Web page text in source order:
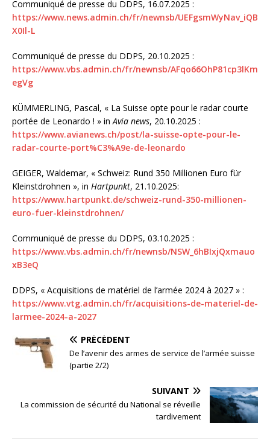
Communiqué de presse du DDPS, 16.07.2025 :
https://www.news.admin.ch/fr/newnsb/UEFgsmWyNav_iQB
X0Il-L
Communiqué de presse du DDPS, 20.10.2025 :
https://www.vbs.admin.ch/fr/newnsb/AFqo66OhP81cp3lKm
egVg
KÜMMERLING, Pascal, « La Suisse opte pour le radar courte
portée de Leonardo ! » inAvia news, 20.10.2025 :
https://www.avianews.ch/post/la-suisse-opte-pour-le-
radar-courte-port%C3%A9e-de-leonardo
GEIGER, Waldemar, « Schweiz: Rund 350 Millionen Euro für
Kleinstdrohnen », in Hartpunkt, 21.10.2025:
https://www.hartpunkt.de/schweiz-rund-350-millionen-
euro-fuer-kleinstdrohnen/
Communiqué de presse du DDPS, 03.10.2025 :
https://www.vbs.admin.ch/fr/newnsb/NSW_6hBIxjQxmauo
xB3eQ
DDPS, « Acquisitions de matériel de l’armée 2024 à 2027 » :
https://www.vtg.admin.ch/fr/acquisitions-de-materiel-de-
larmee-2024-a-2027
PRÉCÉDENT
De l’avenir des armes de service de l’armée suisse
(partie 2/2)
SUIVANT
La commission de sécurité du National se réveille
tardivement